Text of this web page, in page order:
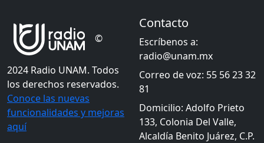
©
2024 Radio UNAM. Todos
los derechos reservados.
Conoce las nuevas
funcionalidades y mejoras
aquí
Contacto
Escríbenos a:
radio@unam.mx
Correo de voz: 55 56 23 32
81
Domicilio: Adolfo Prieto
133, Colonia Del Valle,
Alcaldía Benito Juárez, C.P.